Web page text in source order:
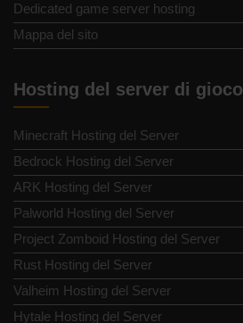
Dedicated game server hosting
Mappa del sito
Hosting del server di gioco
Minecraft Hosting del Server
Bedrock Hosting del Server
ARK Hosting del Server
Palworld Hosting del Server
Project Zomboid Hosting del Server
Rust Hosting del Server
Valheim Hosting del Server
Hytale Hosting del Server